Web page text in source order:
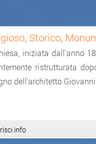
, Storico,
iniziata dall'anno
ristrutturata
dell'architetto
info